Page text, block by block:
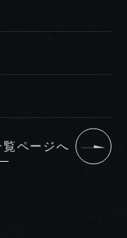
覧ページへ